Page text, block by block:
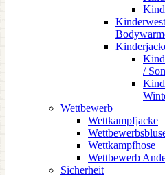
/
Wettbewerb
Wettkampfjacke
Wettkampfhose
Wettbewerb
Sicherheit